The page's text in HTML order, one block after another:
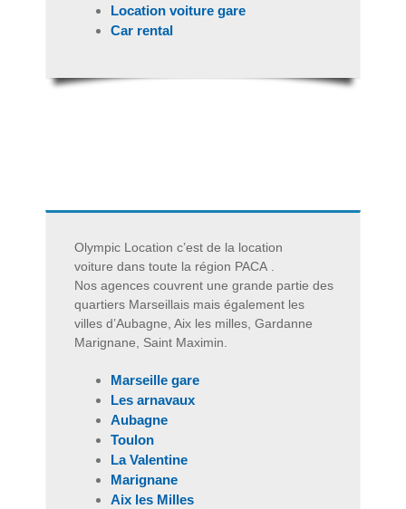
Location voiture gare
Car rental
Olympic Location c’est de la location
voiture dans toute la région PACA
Nos agences couvrent une grande partie des
quartiers Marseillais mais également les
villes d’Aubagne, Aix les milles, Gardanne
Marignane, Saint Maximin.
Marseille gare
Les arnavaux
Aubagne
Toulon
La Valentine
Marignane
Aix les Milles